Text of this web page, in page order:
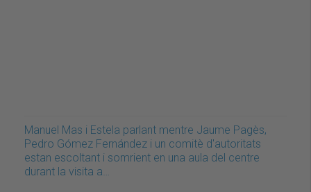
Manuel Mas i Estela parlant mentre Jaume Pagès,
Pedro Gómez Fernández i un comitè d'autoritats
estan escoltant i somrient en una aula del centre
durant la visita a…